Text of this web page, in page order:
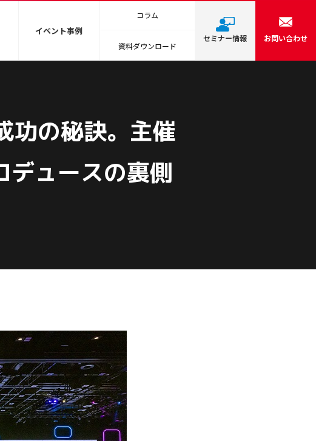
イベント事例
コラム
資料ダウンロード
セミナー情報 お問い合わせ
功の秘訣。主催
デュースの裏側